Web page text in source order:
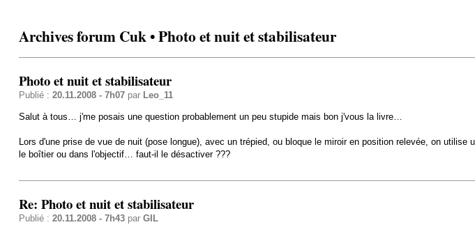
Archives forum Cuk • Photo et nuit et stabilisateur
Photo et nuit et stabilisateur
Publié : 20.11.2008 - 7h07par Leo_11
Salut à tous… j'me posais une question probablement un peu stupide mais bon j'vous la livre…
Lors d'une prise de vue de nuit (pose longue), avec un trépied, ou bloque le miroir en position relevée, on
le boîtier ou dans l'objectif… faut-il le désactiver ???
Re: Photo et nuit et stabilisateur
Publié : 20.11.2008 - 7h43par GIL